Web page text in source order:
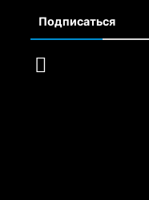
Подписаться